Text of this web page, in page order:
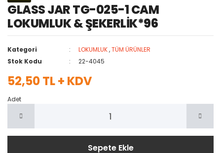
GLASS JAR TG-025-1 CAM
LOKUMLUK & ŞEKERLİK*96
Kategori LOKUMLUK,TÜM ÜRÜNLER
Stok Kodu
22-4045
52,50 TL + KDV
Adet
Sepete Ekle